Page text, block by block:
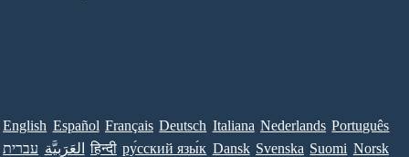
English Español Français Deutsch Italiana Nederlands Português
עברית العَرَبِيَّة हिन्दी ру́сский язы́к Dansk Svenska Suomi Norsk